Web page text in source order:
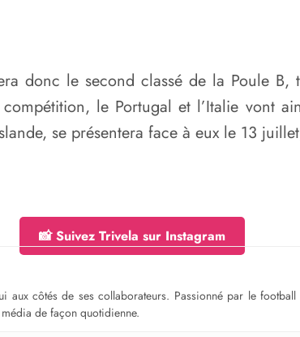
donc le second classé de la Poule B,
le Portugal et l’Italie vont
se présentera face à eux le 13
📸 Suivez Trivela sur Instagram
côtés de ses collaborateurs. Passionné par le
de façon quotidienne.